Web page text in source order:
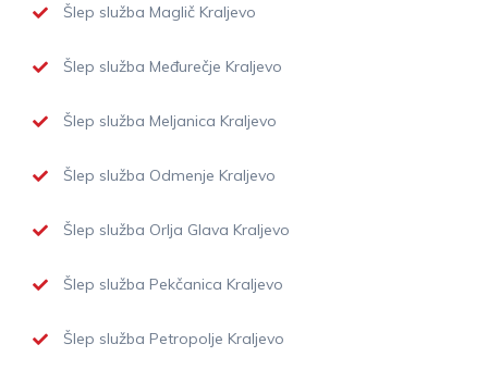
Šlep služba Maglič Kraljevo
Šlep služba Međurečje Kraljevo
Šlep služba Meljanica Kraljevo
Šlep služba Odmenje Kraljevo
Šlep služba Orlja Glava Kraljevo
Šlep služba Pekčanica Kraljevo
Šlep služba Petropolje Kraljevo